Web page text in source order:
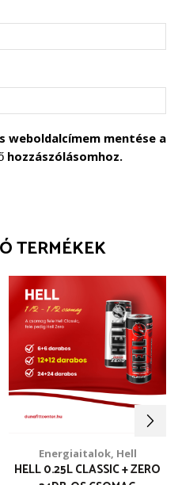
weboldalcímem mentése a
hozzászólásomhoz.
TERMÉKEK
Energiaitalok, Hell
HELL 0.25L CLASSIC + ZERO